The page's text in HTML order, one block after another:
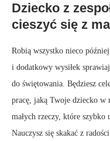
Dziecko z
cieszyć się z
Robią wszystko nieco
i dodatkowy wysiłek
do świętowania. Będziesz
pracę, jaką Twoje dziecko w
małych rzeczy, które szybko
Nauczysz się skakać z